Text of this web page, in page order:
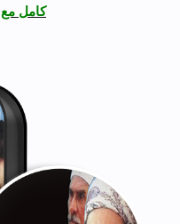
كامل مع